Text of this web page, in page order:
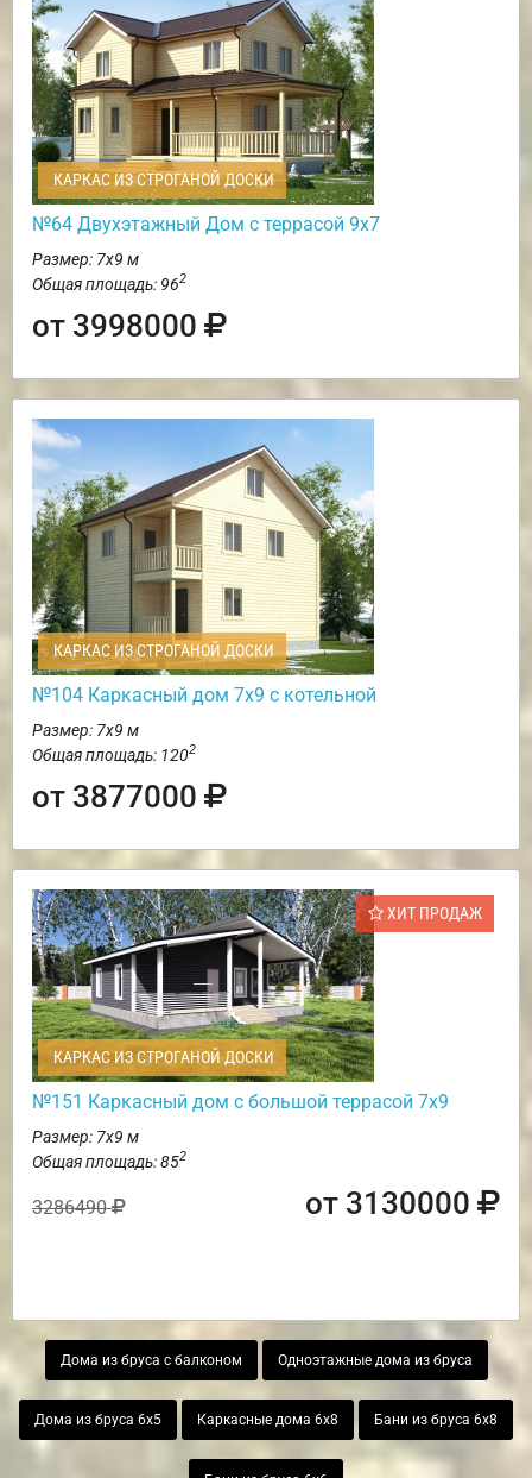
КАРКАС ИЗ СТРОГАНОЙ ДОСКИ
№64 Двухэтажный Дом с террасой 9х7
Размер: 7х9 м
Общая площадь: 962
от 3998000
КАРКАС ИЗ СТРОГАНОЙ ДОСКИ
№104 Каркасный дом 7х9 с котельной
Размер: 7х9 м
Общая площадь: 1202
от 3877000
ХИТ ПРОДАЖ
КАРКАС ИЗ СТРОГАНОЙ ДОСКИ
№151 Каркасный дом с большой террасой 7х9
Размер: 7х9 м
Общая площадь: 852
3286490 от 3130000
Дома из бруса с балконом Одноэтажные дома из бруса
Дома из бруса 6х5 Каркасные дома 6х8 Бани из бруса 6х8